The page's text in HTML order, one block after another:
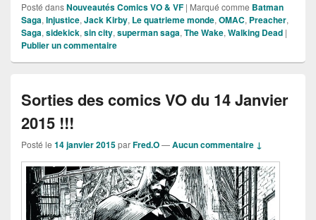
Posté dansNouveautés Comics VO & VF | Marqué comme Batman
Saga,Injustice,Jack Kirby, Le quatrieme monde,OMAC, Preacher,
Saga,sidekick,sin city,superman saga,The Wake,Walking Dead |
Publier un commentaire
Sorties des comics VO du 14 Janvier
2015 !!!
Posté le 14 janvier 2015parFred.O—Aucun commentaire ↓